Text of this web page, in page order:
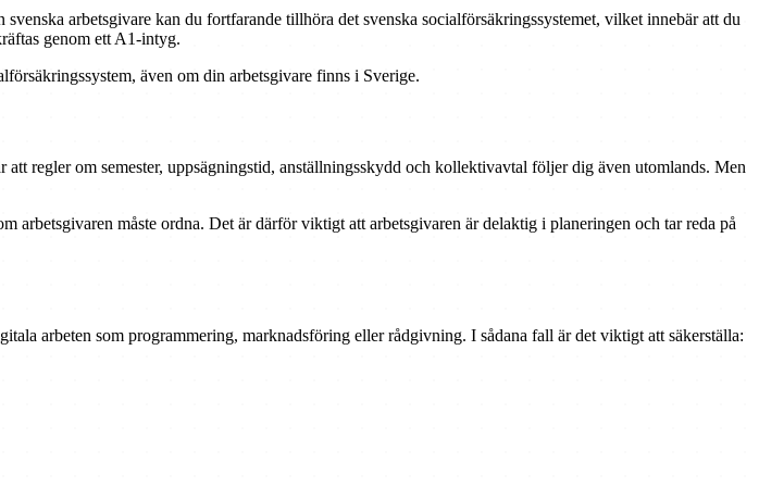
svenska arbetsgivare kan du fortfarande tillhöra det svenska socialförsäkringssystemet, vilket innebär att du
genom ett A1-intyg.
även om din arbetsgivare finns i Sverige.
regler om semester, uppsägningstid, anställningsskydd och kollektivavtal följer dig även utomlands. Men
måste ordna. Det är därför viktigt att arbetsgivaren är delaktig i planeringen och tar reda på
arbeten som programmering, marknadsföring eller rådgivning. I sådana fall är det viktigt att säkerställa: